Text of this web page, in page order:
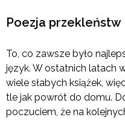
Poezja przekleństw
To, co zawsze było
język. W ostatnich latach
wiele słabych książek,
tle jak powrót do domu.
poczuciem, że na